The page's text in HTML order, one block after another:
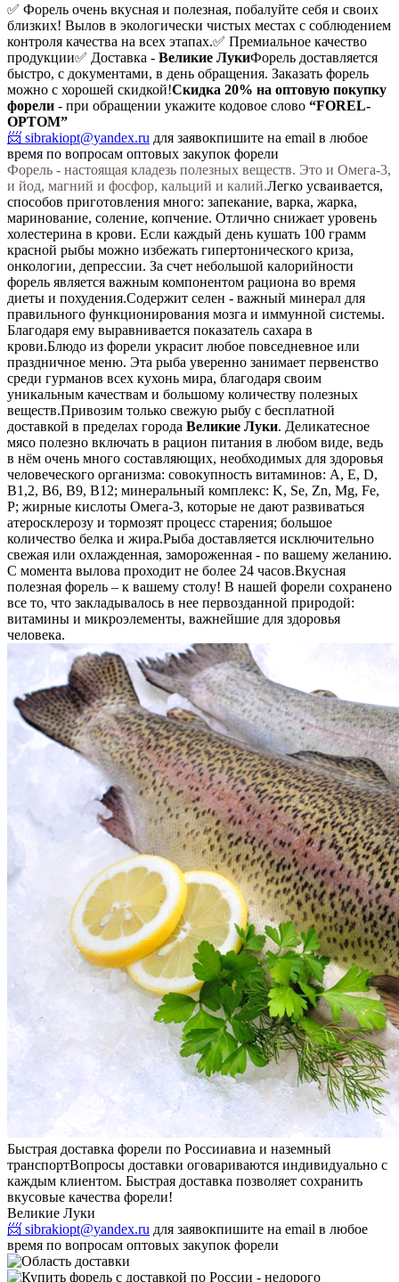
✅ Форель очень вкусная и полезная, побалуйте себя и своих
близких! Вылов в экологически чистых местах с соблюдением
контроля качества на всех этапах.✅ Премиальное качество
продукции✅ Доставка - Великие ЛукиФорель доставляется
быстро, с документами, в день обращения. Заказать форель
можно с хорошей скидкой!Скидка 20% на оптовую покупку
форели - при обращении укажите кодовое слово “FOREL-
OPTOM”
📨 sibrakiopt@yandex.ru для заявокпишите на email в любое
время по вопросам оптовых закупок форели
Форель - настоящая кладезь полезных веществ. Это и Омега-3,
и йод, магний и фосфор, кальций и калий.Легко усваивается,
способов приготовления много: запекание, варка, жарка,
маринование, соление, копчение. Отлично снижает уровень
холестерина в крови. Если каждый день кушать 100 грамм
красной рыбы можно избежать гипертонического криза,
онкологии, депрессии. За счет небольшой калорийности
форель является важным компонентом рациона во время
диеты и похудения.Содержит селен - важный минерал для
правильного функционирования мозга и иммунной системы.
Благодаря ему выравнивается показатель сахара в
крови.Блюдо из форели украсит любое повседневное или
праздничное меню. Эта рыба уверенно занимает первенство
среди гурманов всех кухонь мира, благодаря своим
уникальным качествам и большому количеству полезных
веществ.Привозим только свежую рыбу с бесплатной
доставкой в пределах города Великие Луки. Деликатесное
мясо полезно включать в рацион питания в любом виде, ведь
в нём очень много составляющих, необходимых для здоровья
человеческого организма: совокупность витаминов: A, Е, D,
B1,2, B6, В9, B12; минеральный комплекс: K, Se, Zn, Mg, Fe,
P; жирные кислоты Омега-3, которые не дают развиваться
атеросклерозу и тормозят процесс старения; большое
количество белка и жира.Рыба доставляется исключительно
свежая или охлажденная, замороженная - по вашему желанию.
С момента вылова проходит не более 24 часов.Вкусная
полезная форель – к вашему столу! В нашей форели сохранено
все то, что закладывалось в нее первозданной природой:
витамины и микроэлементы, важнейшие для здоровья
человека.
Быстрая доставка форели по Россииавиа и наземный
транспортВопросы доставки оговариваются индивидуально с
каждым клиентом. Быстрая доставка позволяет сохранить
вкусовые качества форели!
Великие Луки
📨 sibrakiopt@yandex.ru для заявокпишите на email в любое
время по вопросам оптовых закупок форели